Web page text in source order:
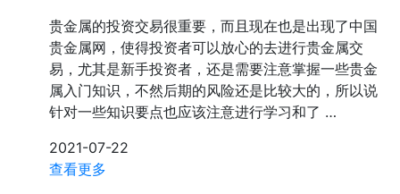
贵金属的投资交易很重要，而且现在也是出现了中国
贵金属网，使得投资者可以放心的去进行贵金属交
易，尤其是新手投资者，还是需要注意掌握一些贵金
属入门知识，不然后期的风险还是比较大的，所以说
针对一些知识要点也应该注意进行学习和了 …
2021-07-22
查看更多